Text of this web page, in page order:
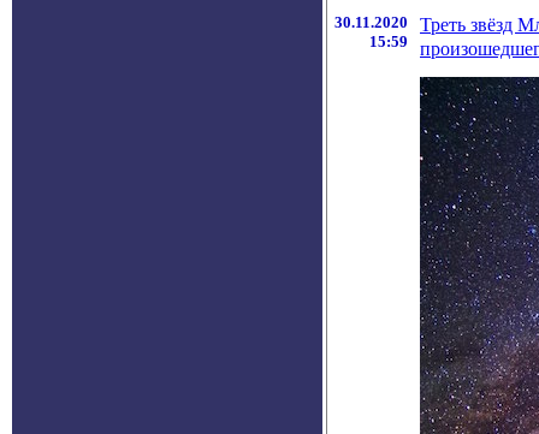
30.11.2020
15:59
Треть звёзд